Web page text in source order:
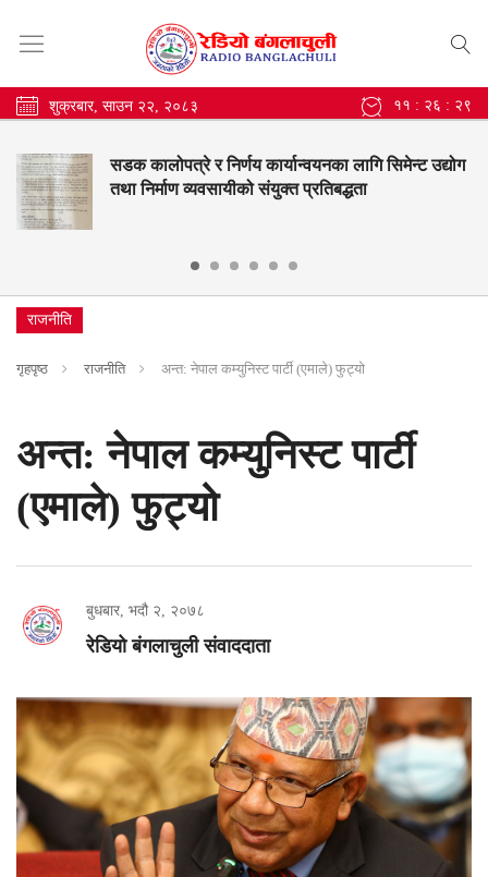
शुक्रबार, साउन २२, २०८३ ११ : २६ : ३०
सडक कालोपत्रे र निर्णय कार्यान्वयनका लागि सिमेन्ट उद्योग
तथा निर्माण व्यवसायीको संयुक्त प्रतिबद्धता
राजनीति
गृहपृष्ठ राजनीति अन्त: नेपाल कम्युनिस्ट पार्टी (एमाले) फुट्यो
अन्त: नेपाल कम्युनिस्ट पार्टी
(एमाले) फुट्यो
बुधबार, भदौ २, २०७८
रेडियो बंगलाचुली संवाददाता